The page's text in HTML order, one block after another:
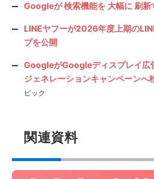
Googleが 検索機能を 大幅に 刷新
LINEヤフーが2026年度上期の
プを公開
GoogleがGoogleディスプレイ広
ジェネレーションキャンペーンへ
ピック
関連資料